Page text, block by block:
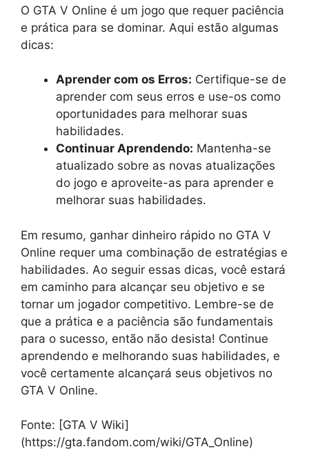
O GTA V Online é um jogo que requer paciência
e prática para se dominar. Aqui estão algumas
dicas:
Aprender com os Erros: Certifique-se de
aprender com seus erros e use-os como
oportunidades para melhorar suas
habilidades.
Continuar Aprendendo: Mantenha-se
atualizado sobre as novas atualizações
do jogo e aproveite-as para aprender e
melhorar suas habilidades.
Em resumo, ganhar dinheiro rápido no GTA V
Online requer uma combinação de estratégias e
habilidades. Ao seguir essas dicas, você estará
em caminho para alcançar seu objetivo e se
tornar um jogador competitivo. Lembre-se de
que a prática e a paciência são fundamentais
para o sucesso, então não desista! Continue
aprendendo e melhorando suas habilidades, e
você certamente alcançará seus objetivos no
GTA V Online.
Fonte: [GTA V Wiki]
(https://gta.fandom.com/wiki/GTA_Online)